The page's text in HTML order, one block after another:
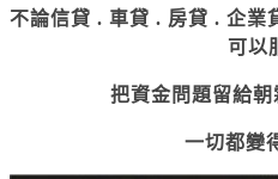
不論信貸 . 車貸 . 房貸 . 企業
可以
把資金問題留給
一切都變